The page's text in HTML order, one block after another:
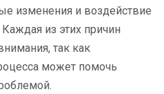
изменения и воздействие
из этих причин
так как
может помочь